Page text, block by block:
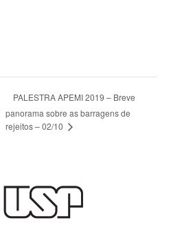
PALESTRA APEMI 2019 – Breve
panorama sobre as barragens de
rejeitos – 02/10